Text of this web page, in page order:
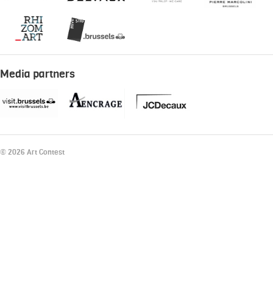
Media partners
© 2026 Art Contest